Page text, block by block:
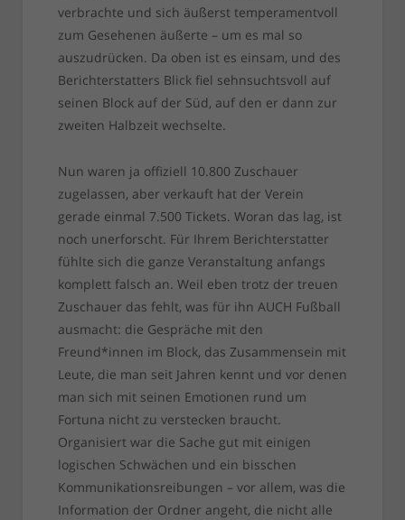
verbrachte und sich äußerst temperamentvoll
zum Gesehenen äußerte – um es mal so
auszudrücken. Da oben ist es einsam, und des
Berichterstatters Blick fiel sehnsuchtsvoll auf
seinen Block auf der Süd, auf den er dann zur
zweiten Halbzeit wechselte.
Nun waren ja offiziell 10.800 Zuschauer
zugelassen, aber verkauft hat der Verein
gerade einmal 7.500 Tickets. Woran das lag, ist
noch unerforscht. Für Ihrem Berichterstatter
fühlte sich die ganze Veranstaltung anfangs
komplett falsch an. Weil eben trotz der treuen
Zuschauer das fehlt, was für ihn AUCH Fußball
ausmacht: die Gespräche mit den
Freund*innen im Block, das Zusammensein mit
Leute, die man seit Jahren kennt und vor denen
man sich mit seinen Emotionen rund um
Fortuna nicht zu verstecken braucht.
Organisiert war die Sache gut mit einigen
logischen Schwächen und ein bisschen
Kommunikationsreibungen – vor allem, was die
Information der Ordner angeht, die nicht alle